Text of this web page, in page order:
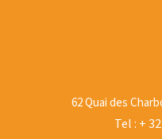
62 Quai des
Tel : +